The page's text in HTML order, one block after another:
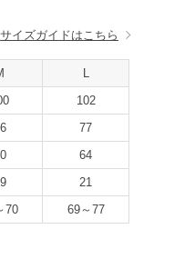
サイズガイドはこちら
L
102
77
64
21
70 69～77